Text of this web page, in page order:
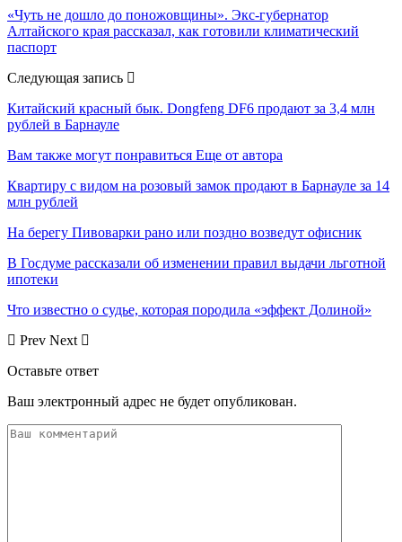
«Чуть не дошло до поножовщины». Экс-губернатор
Алтайского края рассказал, как готовили климатический
паспорт
Следующая запись
Китайский красный бык. Dongfeng DF6 продают за 3,4 млн
рублей в Барнауле
Вам также могут понравиться Еще от автора
Квартиру с видом на розовый замок продают в Барнауле за 14
млн рублей
На берегу Пивоварки рано или поздно возведут офисник
В Госдуме рассказали об изменении правил выдачи льготной
ипотеки
Что известно о судье, которая породила «эффект Долиной»
Prev Next
Оставьте ответ
Ваш электронный адрес не будет опубликован.